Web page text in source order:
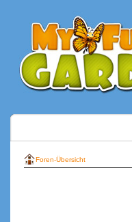
Foren-Übersicht